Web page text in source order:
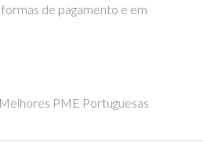
de pagamento e em
PME Portuguesas